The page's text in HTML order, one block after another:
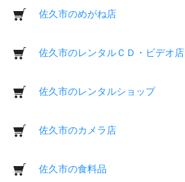
佐久市のめがね店
佐久市のレンタルＣＤ・ビデオ店
佐久市のレンタルショップ
佐久市のカメラ店
佐久市の食料品